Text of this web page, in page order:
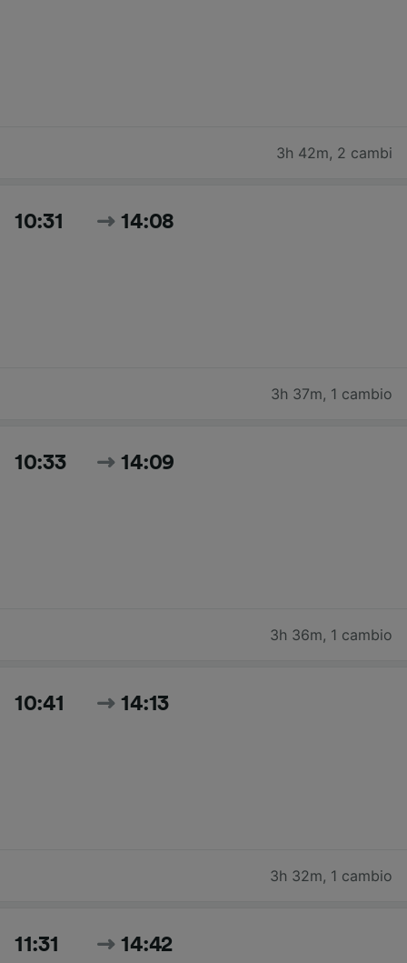
3h 42m, 2 cambi
10:31 14:08
3h 37m, 1 cambio
10:33 14:09
3h 36m, 1 cambio
10:41 14:13
3h 32m, 1 cambio
11:31 14:42